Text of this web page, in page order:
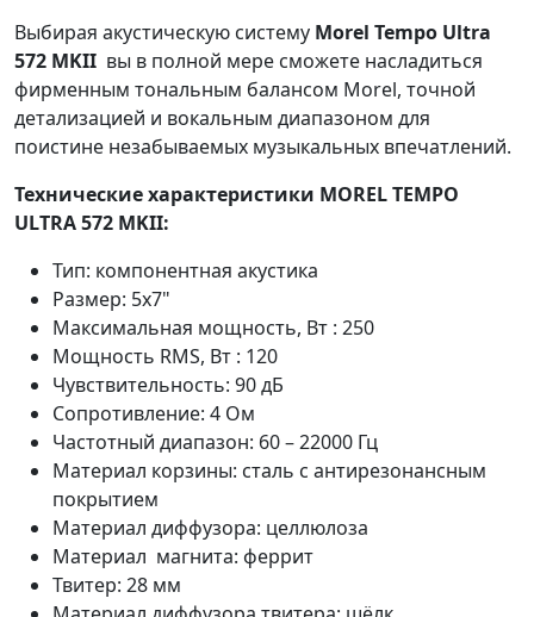
Выбирая акустическую систему Morel Tempo Ultra
572 MKII вы в полной мере сможете насладиться
фирменным тональным балансом Morel, точной
детализацией и вокальным диапазоном для
поистине незабываемых музыкальных впечатлений.
Технические характеристики MOREL TEMPO
ULTRA 572 MKII:
Тип: компонентная акустика
Размер: 5х7"
Максимальная мощность, Вт : 250
Мощность RMS, Вт : 120
Чувствительность: 90 дБ
Сопротивление: 4 Ом
Частотный диапазон: 60 – 22000 Гц
Материал корзины: сталь с антирезонансным
покрытием
Материал диффузора: целлюлоза
Материал магнита: феррит
Твитер: 28 мм